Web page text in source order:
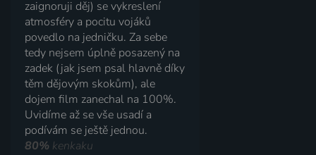
zaignoruji děj) se vykreslení
atmosféry a pocitu vojáků
povedlo na jedničku. Za sebe
tedy nejsem úplně posazený na
zadek (jak jsem psal hlavně díky
těm dějovým skokům), ale
dojem film zanechal na 100%.
Uvidíme až se vše usadí a
podívám se ještě jednou.
80% kenkaku